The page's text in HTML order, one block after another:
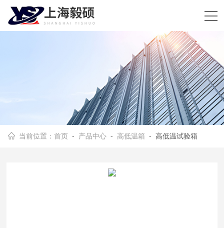
当前位置：首页 - 产品中心 - 高低温箱 - 高低温试验箱